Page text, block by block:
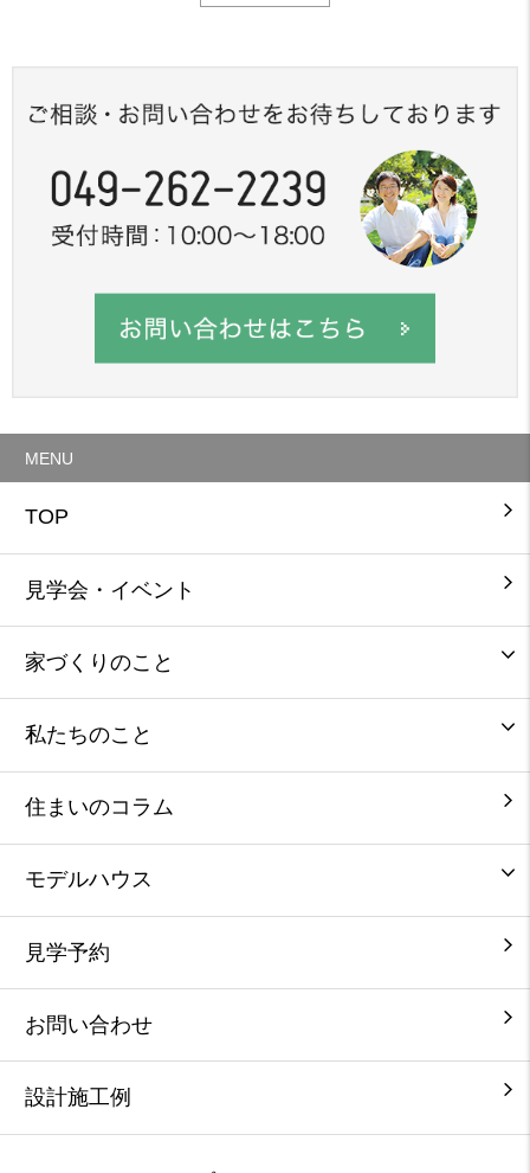
MENU
TOP
見学会・イベント
家づくりのこと
私たちのこと
住まいのコラム
モデルハウス
見学予約
お問い合わせ
設計施工例